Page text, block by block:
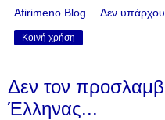
Afirimeno Blog Δεν
Κοινή χρήση
Δεν τον
Έλληνας...